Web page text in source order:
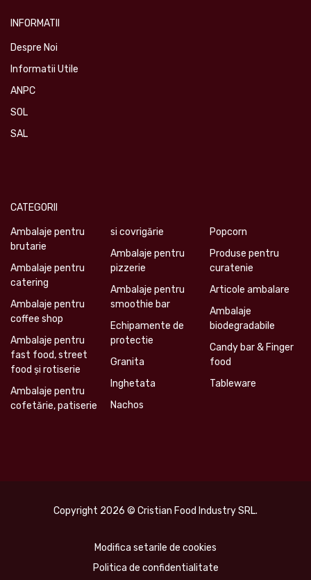
INFORMATII
Despre Noi
Informatii Utile
ANPC
SOL
SAL
CATEGORII
Ambalaje pentru
brutarie
Ambalaje pentru
catering
Ambalaje pentru
coffee shop
Ambalaje pentru
fast food, street
food și rotiserie
Ambalaje pentru
cofetărie, patiserie
si covrigărie
Ambalaje pentru
pizzerie
Ambalaje pentru
smoothie bar
Echipamente de
protectie
Granita
Inghetata
Nachos
Popcorn
Produse pentru
curatenie
Articole ambalare
Ambalaje
biodegradabile
Candy bar & Finger
food
Tableware
Copyright 2026 © Cristian Food Industry SRL.
Modifica setarile de cookies
Politica de confidentialitate